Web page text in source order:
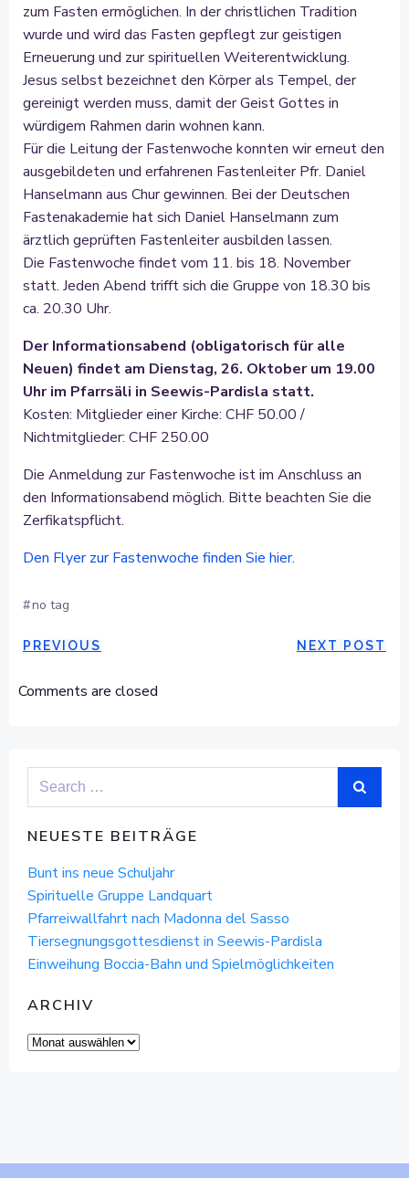
zum Fasten ermöglichen. In der christlichen Tradition
wurde und wird das Fasten gepflegt zur geistigen
Erneuerung und zur spirituellen Weiterentwicklung.
Jesus selbst bezeichnet den Körper als Tempel, der
gereinigt werden muss, damit der Geist Gottes in
würdigem Rahmen darin wohnen kann.
Für die Leitung der Fastenwoche konnten wir erneut den
ausgebildeten und erfahrenen Fastenleiter Pfr. Daniel
Hanselmann aus Chur gewinnen. Bei der Deutschen
Fastenakademie hat sich Daniel Hanselmann zum
ärztlich geprüften Fastenleiter ausbilden lassen.
Die Fastenwoche findet vom 11. bis 18. November
statt. Jeden Abend trifft sich die Gruppe von 18.30 bis
ca. 20.30 Uhr.
Der Informationsabend (obligatorisch für alle
Neuen) findet am Dienstag, 26. Oktober um 19.00
Uhr im Pfarrsäli in Seewis-Pardisla statt.
Kosten: Mitglieder einer Kirche: CHF 50.00 /
Nichtmitglieder: CHF 250.00
Die Anmeldung zur Fastenwoche ist im Anschluss an
den Informationsabend möglich. Bitte beachten Sie die
Zerfikatspflicht.
Den Flyer zur Fastenwoche finden Sie hier.
#no tag
POST
NAVIGATION
PREVIOUS
POSTNEXT POST
Comments are closed
Search
NEUESTE BEITRÄGE
Bunt ins neue Schuljahr
Spirituelle Gruppe Landquart
Pfarreiwallfahrt nach Madonna del Sasso
Tiersegnungsgottesdienst in Seewis-Pardisla
Einweihung Boccia-Bahn und Spielmöglichkeiten
ARCHIV
Archiv